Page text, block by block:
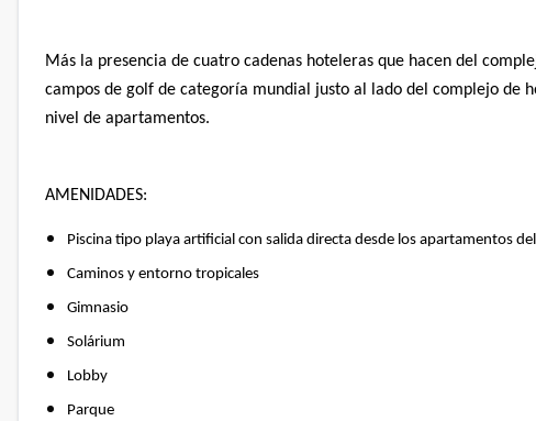
Más la presencia de cuatro cadenas hoteleras que hacen del
campos de golf de categoría mundial
justo al lado del complejo de
nivel de apartamentos.
AMENIDADES:
Piscina tipo playa artificial con salida directa desde los apartamentos
Caminos y entorno tropicales
Gimnasio
Solárium
Lobby
Parque